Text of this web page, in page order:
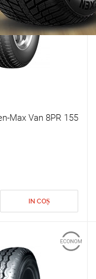
Max Van 8PR 155
IN COȘ